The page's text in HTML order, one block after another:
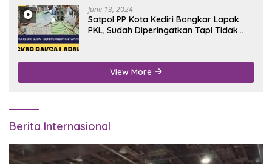
June 13, 2024
Satpol PP Kota Kediri Bongkar Lapak
PKL, Sudah Diperingatkan Tapi Tidak
View More
Berita Internasional